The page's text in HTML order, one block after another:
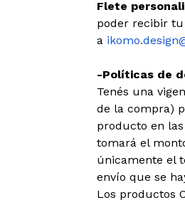
Flete
poder recibir
a
-Políticas de
Tenés una
de la compra)
producto en
tomará el
únicamente el
envío que se
Los productos